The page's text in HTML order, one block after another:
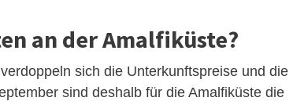
an der Amalfiküste?
sich die Unterkunftspreise und die
sind deshalb für die Amalfiküste die